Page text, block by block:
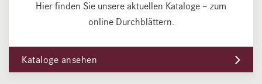
Hier finden Sie unsere aktuellen Kataloge – zum
online Durchblättern.
Kataloge ansehen